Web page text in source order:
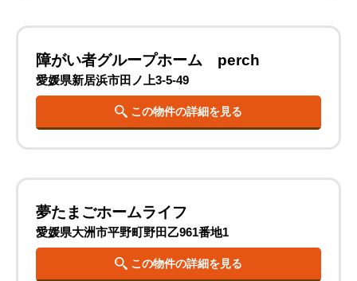
障がい者グループホーム perch
愛媛県新居浜市田ノ上3-5-49
この物件の詳細を見る
夢たまごホームライフ
愛媛県大洲市平野町野田乙961番地1
この物件の詳細を見る